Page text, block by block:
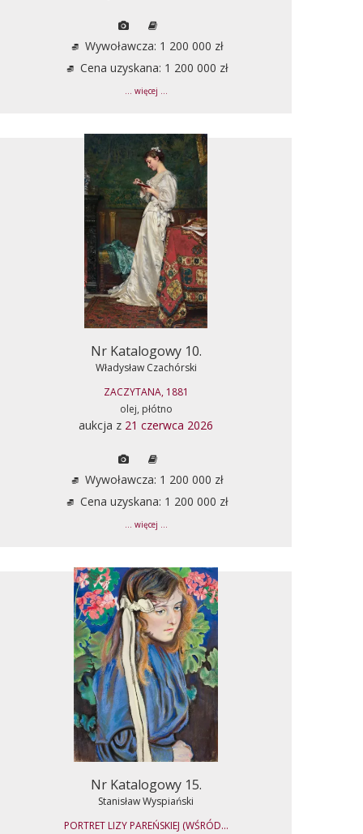
Wywoławcza: 1 200 000 zł
Cena uzyskana: 1 200 000 zł
... więcej ...
Nr Katalogowy 10.
Władysław Czachórski
ZACZYTANA, 1881
olej, płótno
aukcja z 21 czerwca 2026
Wywoławcza: 1 200 000 zł
Cena uzyskana: 1 200 000 zł
... więcej ...
Nr Katalogowy 15.
Stanisław Wyspiański
PORTRET LIZY PAREŃSKIEJ (WŚRÓD...